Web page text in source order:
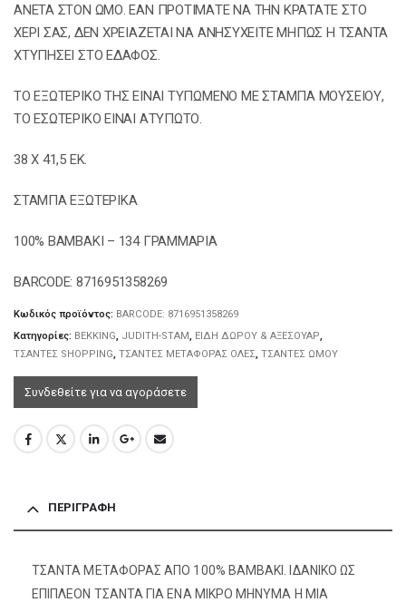
ΑΝΕΤΑ ΣΤΟΝ ΩΜΟ. ΕΑΝ ΠΡΟΤΙΜΑΤΕ ΝΑ THN ΚΡΑΤΑΤΕ ΣΤΟ
ΧΕΡΙ ΣΑΣ, ΔΕΝ ΧΡΕΙΑΖΕΤΑΙ ΝΑ ΑΝΗΣΥΧΕΙΤΕ ΜΗΠΩΣ Η ΤΣΑΝΤΑ
ΧΤΥΠΗΣΕΙ ΣΤΟ ΕΔΑΦΟΣ.
ΤΟ ΕΞΩΤΕΡΙΚΟ ΤΗΣ ΕΙΝΑΙ ΤΥΠΩΜΕΝΟ ΜΕ ΣΤΑΜΠΑ ΜΟΥΣΕΙΟΥ,
ΤΟ ΕΣΩΤΕΡΙΚΟ ΕΙΝΑΙ ΑΤΥΠΩΤΟ.
38 X 41,5 ΕΚ.
ΣΤΑΜΠΑ ΕΞΩΤΕΡΙΚΑ
100% ΒΑΜΒΑΚΙ – 134 ΓΡΑΜΜΑΡΙΑ
BARCODE: 8716951358269
Κωδικός προϊόντος: BARCODE: 8716951358269
Κατηγορίες: BEKKING, JUDITH-STAM, ΕΙΔΗ ΔΩΡΟΥ & ΑΞΕΣΟΥΑΡ,
ΤΣΑΝΤΕΣ SHOPPING, ΤΣΑΝΤΕΣ ΜΕΤΑΦΟΡΑΣ ΟΛΕΣ, ΤΣΑΝΤΕΣ ΩΜΟΥ
Συνδεθείτε για να αγοράσετε
ΠΕΡΙΓΡΑΦΉ
ΤΣΑΝΤΑ ΜΕΤΑΦΟΡΑΣ ΑΠΟ 100% ΒΑΜΒΑΚΙ. ΙΔΑΝΙΚΟ ΩΣ
ΕΠΙΠΛΕΟΝ ΤΣΑΝΤΑ ΓΙΑ ΕΝΑ ΜΙΚΡΟ ΜΗΝΥΜΑ Η ΜΙΑ